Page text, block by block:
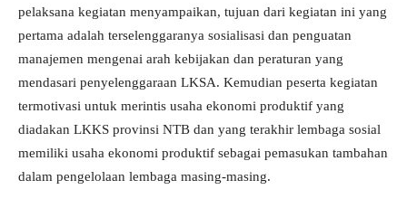
pelaksana kegiatan menyampaikan, tujuan dari kegiatan ini yang
pertama adalah terselenggaranya sosialisasi dan penguatan
manajemen mengenai arah kebijakan dan peraturan yang
mendasari penyelenggaraan LKSA. Kemudian peserta kegiatan
termotivasi untuk merintis usaha ekonomi produktif yang
diadakan LKKS provinsi NTB dan yang terakhir lembaga sosial
memiliki usaha ekonomi produktif sebagai pemasukan tambahan
dalam pengelolaan lembaga masing-masing.